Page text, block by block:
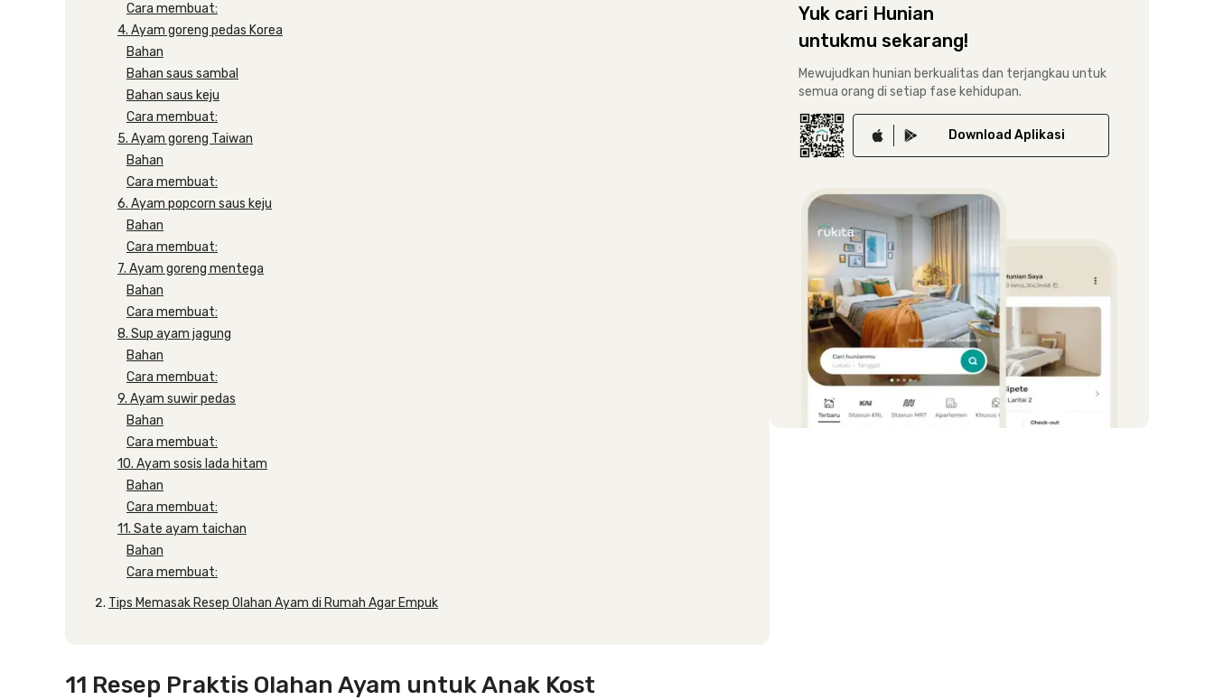
Cara membuat:
4. Ayam goreng pedas Korea
Bahan
Bahan saus sambal
Bahan saus keju
Cara membuat:
5. Ayam goreng Taiwan
Bahan
Cara membuat:
6. Ayam popcorn saus keju
Bahan
Cara membuat:
7. Ayam goreng mentega
Bahan
Cara membuat:
8. Sup ayam jagung
Bahan
Cara membuat:
9. Ayam suwir pedas
Bahan
Cara membuat:
10. Ayam sosis lada hitam
Bahan
Cara membuat:
11. Sate ayam taichan
Bahan
Cara membuat:
Tips Memasak Resep Olahan Ayam di Rumah Agar Empuk
11 Resep Praktis Olahan Ayam untuk Anak Kost
Yuk cari Hunian
untukmu sekarang!
Mewujudkan hunian berkualitas dan terjangkau untuk
semua orang di setiap fase kehidupan.
Download Aplikasi